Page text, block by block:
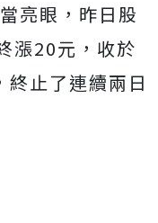
亮眼，昨日股
漲20元，收於
止了連續兩日